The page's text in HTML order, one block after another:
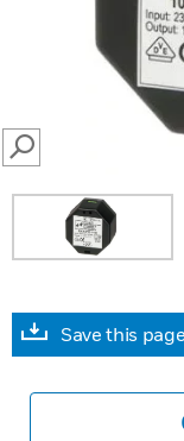
SEARCH
Save this